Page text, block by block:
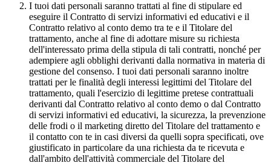
I tuoi dati personali saranno trattati al fine di stipulare ed
eseguire il Contratto di servizi informativi ed educativi e il
Contratto relativo al conto demo tra te e il Titolare del
trattamento, anche al fine di adottare misure su richiesta
dell'interessato prima della stipula di tali contratti, nonché per
adempiere agli obblighi derivanti dalla normativa in materia di
gestione del consenso. I tuoi dati personali saranno inoltre
trattati per le finalità degli interessi legittimi del Titolare del
trattamento, quali l'esercizio di legittime pretese contrattuali
derivanti dal Contratto relativo al conto demo o dal Contratto
di servizi informativi ed educativi, la sicurezza, la prevenzione
delle frodi o il marketing diretto del Titolare del trattamento e
il contatto con te in casi diversi da quelli sopra specificati, ove
giustificato in particolare da una richiesta da te ricevuta e
dall'ambito dell'attività commerciale del Titolare del